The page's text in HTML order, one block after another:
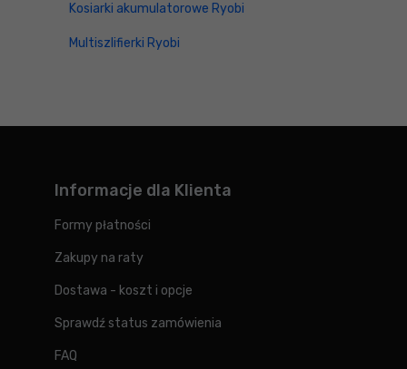
Kosiarki akumulatorowe Ryobi
Multiszlifierki Ryobi
Informacje dla Klienta
Formy płatności
Zakupy na raty
Dostawa - koszt i opcje
Sprawdź status zamówienia
FAQ